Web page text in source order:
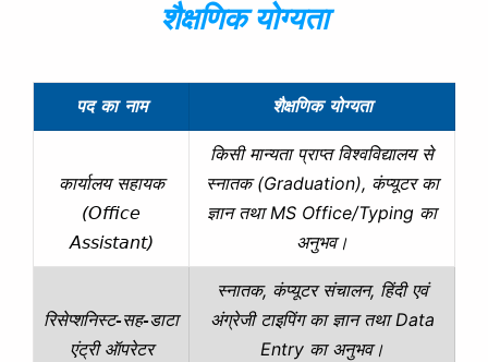
शैक्षणिक योग्यता
पद का नाम शैक्षणिक योग्यता
कार्यालय सहायक
(Office
Assistant)
किसी मान्यता प्राप्त विश्वविद्यालय से
स्नातक (Graduation), कंप्यूटर का
ज्ञान तथा MS Office/Typing का
अनुभव।
रिसेप्शनिस्ट-सह-डाटा
एंट्री ऑपरेटर
स्नातक, कंप्यूटर संचालन, हिंदी एवं
अंग्रेजी टाइपिंग का ज्ञान तथा Data
Entry का अनुभव।